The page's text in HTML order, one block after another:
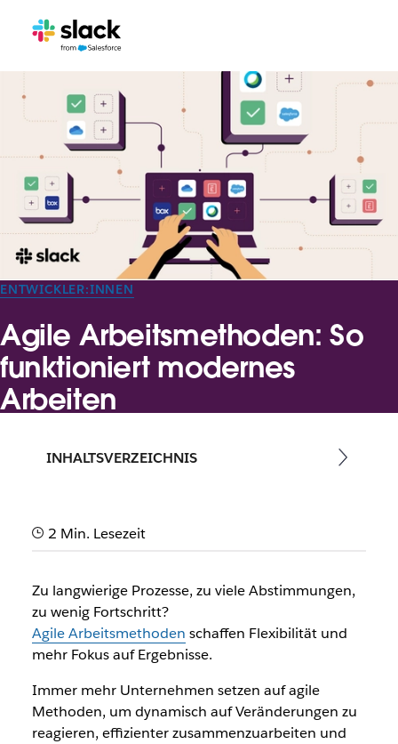
ENTWICKLER:INNEN
Agile Arbeitsmethoden: So
funktioniert modernes
Arbeiten
Vom Slack-Team
INHALTSVERZEICHNIS
2 Min. Lesezeit
Zu langwierige Prozesse, zu viele Abstimmungen,
zu wenig Fortschritt?
Agile Arbeitsmethoden schaffen Flexibilität und
mehr Fokus auf Ergebnisse.
Immer mehr Unternehmen setzen auf agile
Methoden, um dynamisch auf Veränderungen zu
reagieren, effizienter zusammenzuarbeiten und